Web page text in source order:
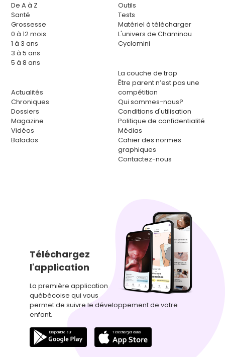
De A à Z
Santé
Grossesse
0 à 12 mois
1 à 3 ans
3 à 5 ans
5 à 8 ans
Actualités
Chroniques
Dossiers
Magazine
Vidéos
Balados
Outils
Tests
Matériel à télécharger
L'univers de Chaminou
Cyclomini
La couche de trop
Être parent n’est pas une
compétition
Qui sommes-nous?
Conditions d'utilisation
Politique de confidentialité
Médias
Cahier des normes
graphiques
Contactez-nous
Téléchargez
l'application
La première application
québécoise qui vous
permet de suivre le développement de votre
enfant.